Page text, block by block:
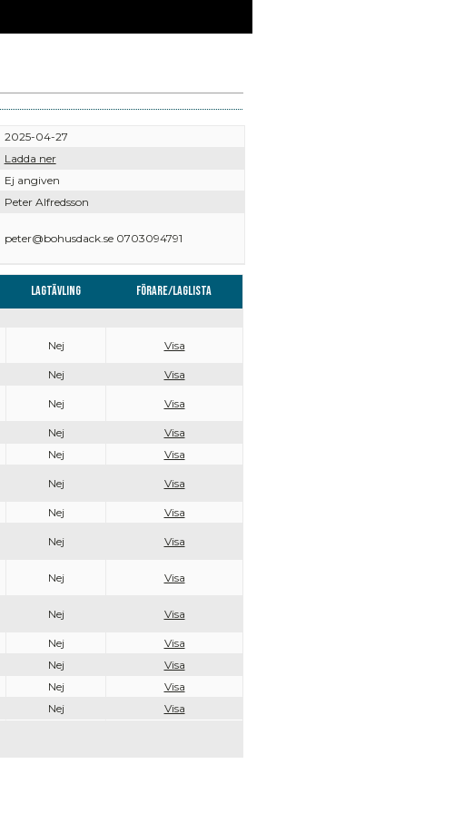
2025-04-27
Ladda ner
Ej angiven
Peter Alfredsson
peter@bohusdack.se 0703094791
Lagtävling Förare/Laglista
Nej Visa
Nej
Visa
Nej Visa
Nej
Visa
Nej
Visa
Nej Visa
Nej
Visa
Nej Visa
Nej Visa
Nej Visa
Nej
Visa
Nej
Visa
Nej
Visa
Nej Visa